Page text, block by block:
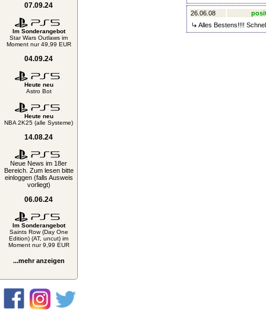
07.09.24
Im Sonderangebot
Star Wars Outlaws im
Moment nur 49,99 EUR
04.09.24
Heute neu
Astro Bot
Heute neu
NBA 2K25 (alle Systeme)
14.08.24
Neue News im 18er
Bereich. Zum lesen bitte
einloggen (falls Ausweis
vorliegt)
06.06.24
Im Sonderangebot
Saints Row (Day One
Edition) (AT, uncut) im
Moment nur 9,99 EUR
...mehr anzeigen
26.06.08
Alles Bestens!!!!